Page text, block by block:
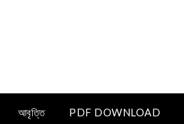
আবৃত্তি PDF DOWNLOAD